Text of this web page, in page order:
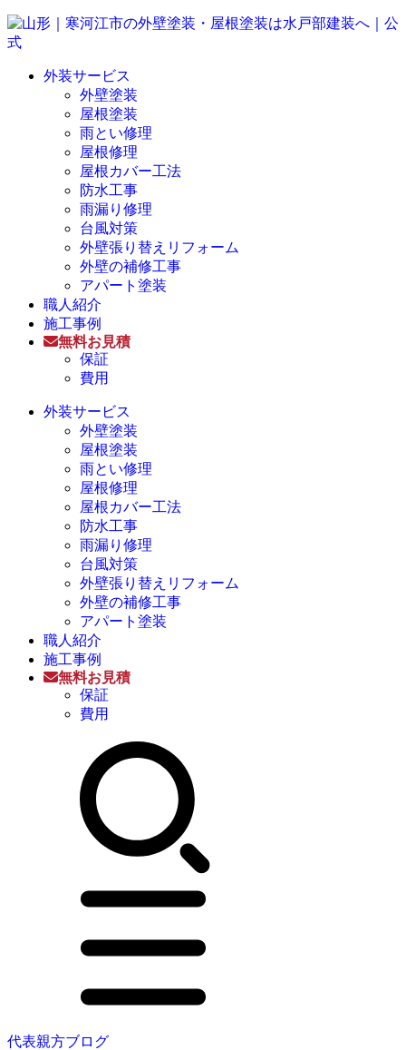
外装サービス
外壁塗装
屋根塗装
雨とい修理
屋根修理
屋根カバー工法
防水工事
雨漏り修理
台風対策
外壁張り替えリフォーム
外壁の補修工事
アパート塗装
職人紹介
施工事例
無料お見積
保証
費用
外装サービス
外壁塗装
屋根塗装
雨とい修理
屋根修理
屋根カバー工法
防水工事
雨漏り修理
台風対策
外壁張り替えリフォーム
外壁の補修工事
アパート塗装
職人紹介
施工事例
無料お見積
保証
費用
代表親方ブログ